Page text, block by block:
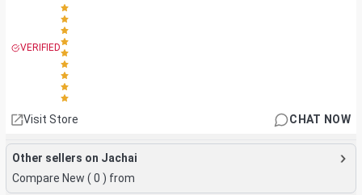
VERIFIED
Visit Store CHAT NOW
Other sellers on Jachai
Compare New ( 0 ) from